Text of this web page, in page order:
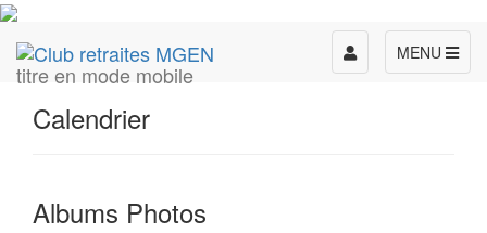
titre en mode mobile
MENU
Toggle
navigation
Calendrier
Albums Photos